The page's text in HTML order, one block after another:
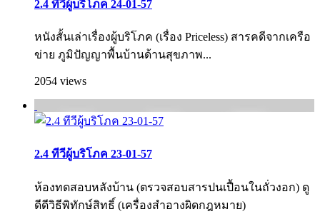
2.4 ทีวีผู้บริโภค 24-01-57
หนังสั้นเล่าเรื่องผู้บริโภค (เรื่อง Priceless) สารคดีจากเครือ
ข่าย ภูมิปัญญาพื้นบ้านด้านสุขภาพ...
2054 views
2.4 ทีวีผู้บริโภค 23-01-57
ห้องทดสอบหลังบ้าน (ตรวจสอบสารปนเปื้อนในถั่วงอก) ดู
ดีดีวิธีพิทักษ์สิทธิ์ (เครื่องสำอางผิดกฎหมาย)